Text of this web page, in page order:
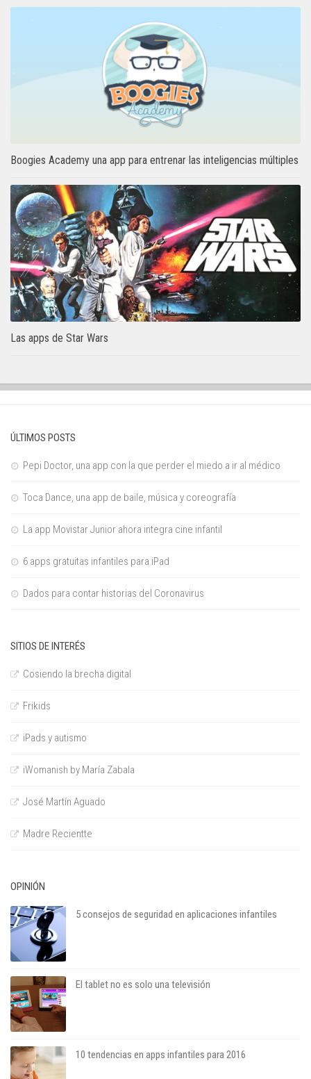
Boogies Academy una app para entrenar las inteligencias múltiples
Las apps de Star Wars
ÚLTIMOS POSTS
Pepi Doctor, una app con la que perder el miedo a ir al médico
Toca Dance, una app de baile, música y coreografía
La app Movistar Junior ahora integra cine infantil
6 apps gratuitas infantiles para iPad
Dados para contar historias del Coronavirus
SITIOS DE INTERÉS
Cosiendo la brecha digital
Frikids
iPads y autismo
iWomanish by María Zabala
José Martín Aguado
Madre Recientte
OPINIÓN
5 consejos de seguridad en aplicaciones infantiles
El tablet no es solo una televisión
10 tendencias en apps infantiles para 2016